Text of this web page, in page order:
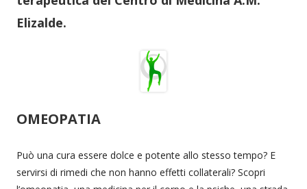
Elizalde.
OMEOPATIA
Può una cura essere dolce e potente allo stesso tempo? E
servirsi di rimedi che non hanno effetti collaterali? Scopri